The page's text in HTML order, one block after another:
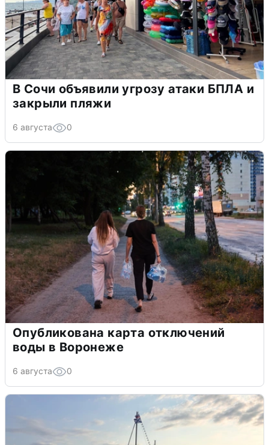
В Сочи объявили угрозу атаки БПЛА и
закрыли пляжи
6 августа 0
Опубликована карта отключений
воды в Воронеже
6 августа 0